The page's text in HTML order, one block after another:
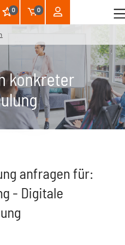
0 0
konkreter
anfragen für:
- Digitale